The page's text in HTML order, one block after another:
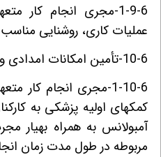
1-9-6-مجری انجام کار
عملیات کاری، روشنایی مناسب
10-6-تأمین امکانات امدادی و کمک های اولیه
1-10-6-مجری انجام
کمکهای اولیه پزشکی به
آمبولانس به همراه بهیار
مربوطه در طول مدت زمان